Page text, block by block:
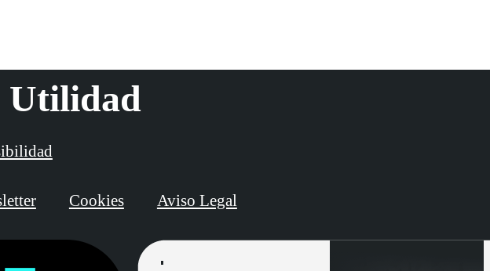
Utilidad
Cookies Aviso Legal